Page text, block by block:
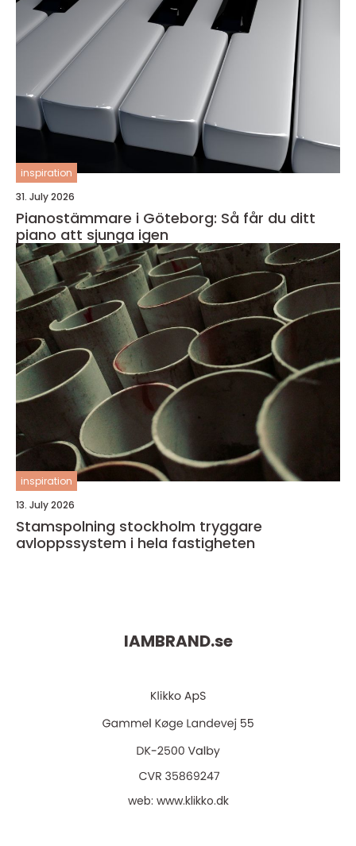
inspiration
31. July 2026
Pianostämmare i Göteborg: Så får du ditt
piano att sjunga igen
inspiration
13. July 2026
Stamspolning stockholm tryggare
avloppssystem i hela fastigheten
IAMBRAND.se
web: www.klikko.dk